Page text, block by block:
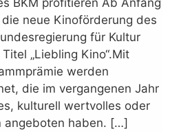
BKM profitieren Ab Anfang
neue Kinoförderung des
für Kultur
„Liebling Kino“.Mit
werden
die im vergangenen Jahr
kulturell wertvolles oder
angeboten haben. […]